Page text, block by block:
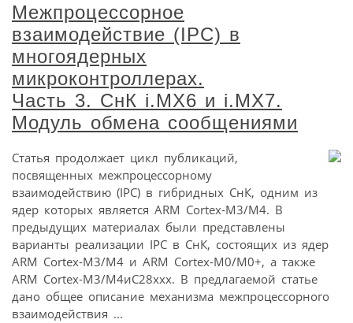
Межпроцессорное
взаимодействие (IPC) в
многоядерных
микроконтроллерах.
Часть 3. СнК i.MX6 и i.MX7.
Модуль обмена сообщениями
Статья продолжает цикл публикаций,
посвященных межпроцессорному
взаимодействию (IPC) в гибридных СнК, одним из
ядер которых является ARM Cortex-M3/M4. В
предыдущих материалах были представлены
варианты реализации IPC в СнК, состоящих из ядер
ARM Cortex-M3/M4 и ARM Cortex-M0/M0+, а также
ARM Cortex-M3/M4иC28xxx. В предлагаемой статье
дано общее описание механизма межпроцессорного
взаимодействия ...